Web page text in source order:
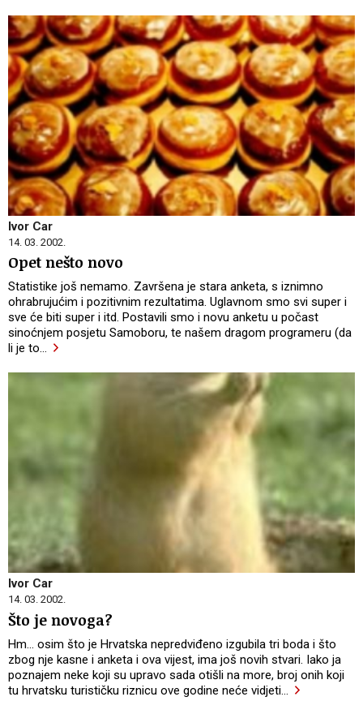
Ivor Car
14. 03. 2002.
Opet nešto novo
Statistike još nemamo. Završena je stara anketa, s iznimno
ohrabrujućim i pozitivnim rezultatima. Uglavnom smo svi super i
sve će biti super i itd. Postavili smo i novu anketu u počast
sinoćnjem posjetu Samoboru, te našem dragom programeru (da
li je to…
Ivor Car
14. 03. 2002.
Što je novoga?
Hm... osim što je Hrvatska nepredviđeno izgubila tri boda i što
zbog nje kasne i anketa i ova vijest, ima još novih stvari. Iako ja
poznajem neke koji su upravo sada otišli na more, broj onih koji
tu hrvatsku turističku riznicu ove godine neće vidjeti